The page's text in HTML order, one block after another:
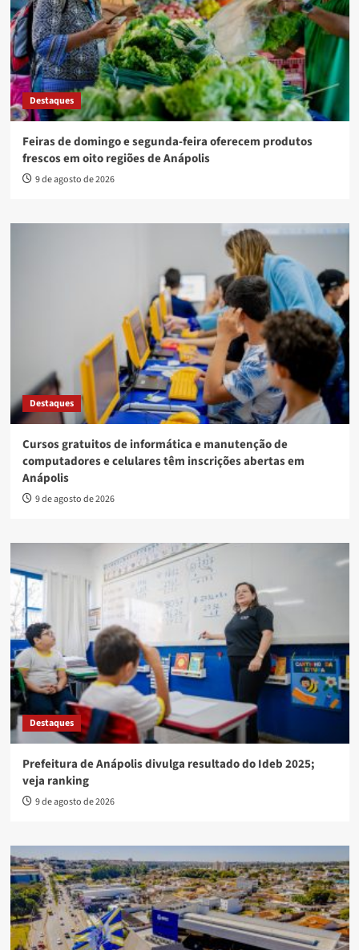
Destaques
Feiras de domingo e segunda-feira oferecem produtos
frescos em oito regiões de Anápolis
9 de agosto de 2026
Destaques
Cursos gratuitos de informática e manutenção de
computadores e celulares têm inscrições abertas em
Anápolis
9 de agosto de 2026
Destaques
Prefeitura de Anápolis divulga resultado do Ideb 2025;
veja ranking
9 de agosto de 2026